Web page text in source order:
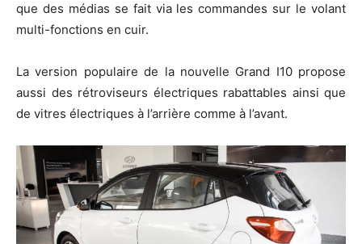
que des médias se fait via les commandes sur le volant
multi-fonctions en cuir.
La version populaire de la nouvelle Grand I10 propose
aussi des rétroviseurs électriques rabattables ainsi que
de vitres électriques à l’arrière comme à l’avant.